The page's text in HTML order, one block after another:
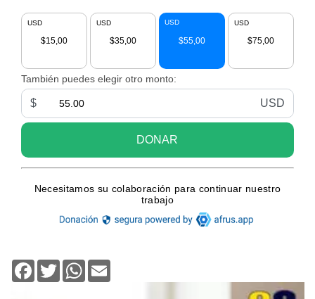
Facebook
TwitterWhatsApp